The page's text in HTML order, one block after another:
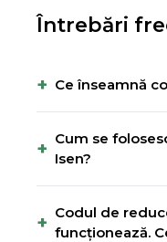
Întrebări
+ Ce înseamnă
+ Cum se
Isen?
+ Codul de
funcționează.